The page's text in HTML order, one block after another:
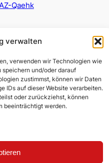
verwalten
verwenden wir Technologien wie
und/oder darauf
zustimmst, können wir Daten
IDs auf dieser Website verarbeiten.
oder zurückziehst, können
beeinträchtigt werden.
Qaehk
Facebook